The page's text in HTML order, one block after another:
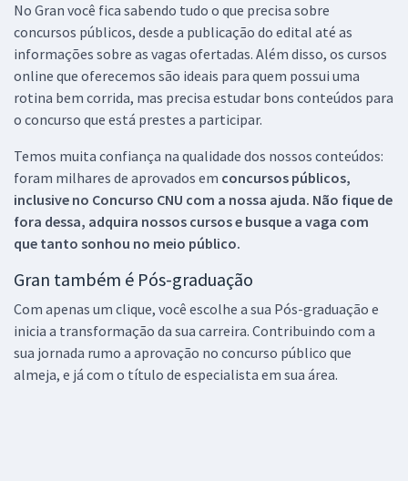
No Gran você fica sabendo tudo o que precisa sobre
concursos públicos, desde a publicação do edital até as
informações sobre as vagas ofertadas. Além disso, os cursos
online que oferecemos são ideais para quem possui uma
rotina bem corrida, mas precisa estudar bons conteúdos para
o concurso que está prestes a participar.
Temos muita confiança na qualidade dos nossos conteúdos:
foram milhares de aprovados em concursos públicos,
inclusive no Concurso CNU com a nossa ajuda. Não fique de
fora dessa, adquira nossos cursos e busque a vaga com
que tanto sonhou no meio público.
Gran também é Pós-graduação
Com apenas um clique, você escolhe a sua Pós-graduação e
inicia a transformação da sua carreira. Contribuindo com a
sua jornada rumo a aprovação no concurso público que
almeja, e já com o título de especialista em sua área.